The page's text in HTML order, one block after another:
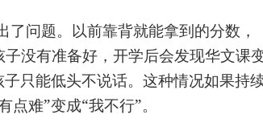
问题。以前靠背就能拿到的分数，
没有准备好，开学后会发现华文课
只能低头不说话。这种情况如果持
难”变成“我不行”。